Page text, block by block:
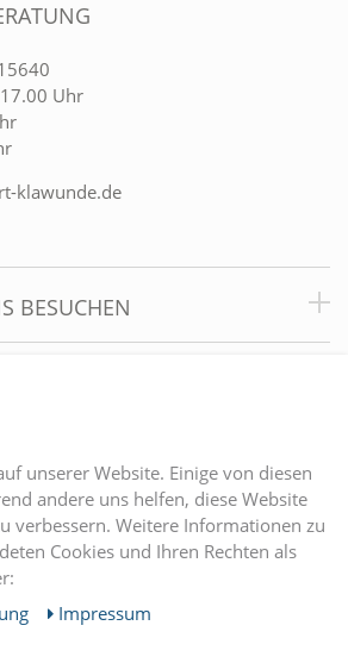
Uhr
klawunde.de
BESUCHEN
unserer Website. Einige von diesen
andere uns helfen, diese Website
verbessern. Weitere Informationen zu
Cookies und Ihren Rechten als
Impressum